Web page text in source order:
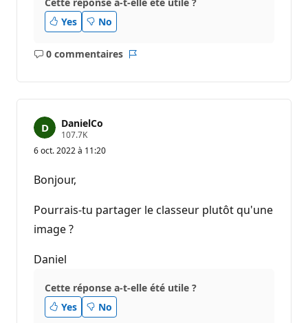
Yes
No
0 commentaires
Aucun
DanielCo
107.7KP
i
e
r
i
o
n
6 oct. 2022 à 11:20
Bonjour,
Pourrais-tu partager le classeur plutôt qu'une
image ?
Daniel
Cette réponse a-t-elle été utile ?
Yes
No